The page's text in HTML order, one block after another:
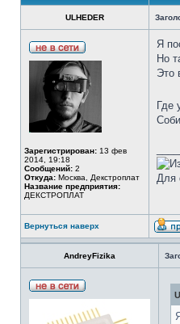
ULHEDER
Зарегистрирован: 13 фев
2014, 19:18
Сообщений: 2
Откуда: Москва, Декстроплат
Название предприятия:
ДЕКСТРОПЛАТ
Я
Но
Это
Где
Для
Вернуться наверх
AndreyFizika